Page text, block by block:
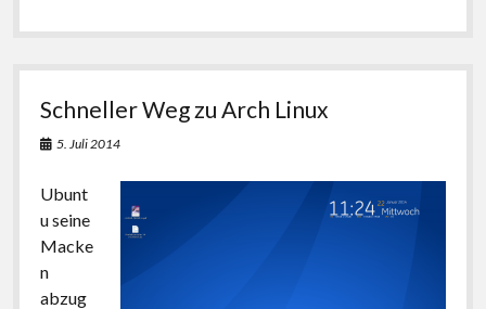
einrichten
Schneller Weg zu Arch Linux
5. Juli 2014
Ubunt
u seine
Macke
n
abzug